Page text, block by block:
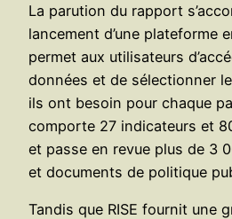
La parution du rapport
lancement d’une plateforme
permet aux utilisateurs
données et de sélectionner
ils ont besoin pour chaque
comporte 27 indicateurs et
et passe en revue plus de 3
et documents de politique
Tandis que RISE fournit une